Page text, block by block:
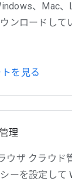
、Mac
ンロードして
を見る
理
ウザ クラウド
ーを設定して